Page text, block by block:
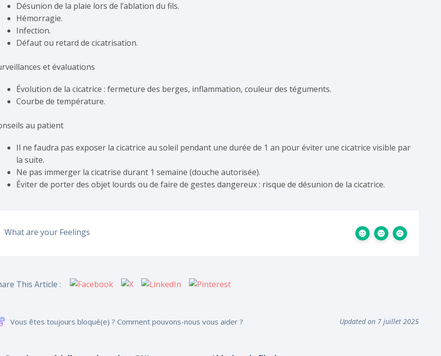
Désunion de la plaie lors de l’ablation du fils.
Hémorragie.
Infection.
Défaut ou retard de cicatrisation.
et évaluations
Évolution de la cicatrice : fermeture des berges, inflammation, couleur des téguments.
Courbe de température.
au patient
Il ne faudra pas exposer la cicatrice au soleil pendant une durée de 1 an pour éviter une cicatrice visible par
la suite.
Ne pas immerger la cicatrise durant 1 semaine (douche autorisée).
Éviter de porter des objet lourds ou de faire de gestes dangereux : risque de désunion de la cicatrice.
What are your Feelings
This Article :
Vous êtes toujours bloqué(e) ? Comment pouvons-nous vous aider ? Updated on 7 juillet 2025